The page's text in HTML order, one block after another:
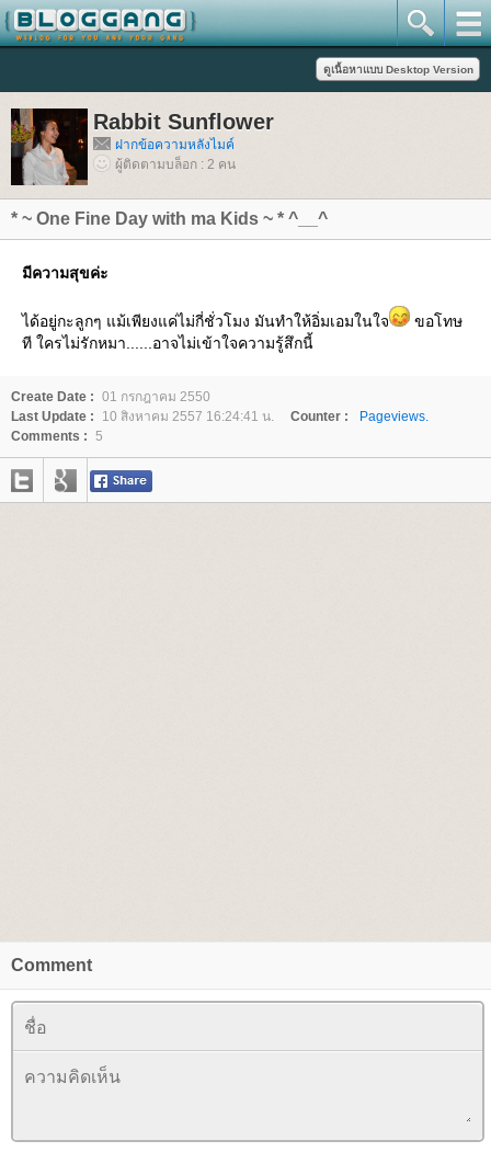
Rabbit Sunflower
ฝากข้อความหลังไมค์
ผู้ติดตามบล็อก : 2 คน
* ~ One Fine Day with ma Kids ~ * ^__^
มีความสุขค่ะ
ได้อยู่กะลูกๆ แม้เพียงแค่ไม่กี่ชั่วโมง มันทำให้อิ่มเอมในใจ
ขอโทษ
ที ใครไม่รักหมา......อาจไม่เข้าใจความรู้สึกนี้
Create Date : 01 กรกฎาคม 2550
Last Update :
10 สิงหาคม 2557 16:24:41 น. Counter :
Pageviews.
Comments : 5
Comment